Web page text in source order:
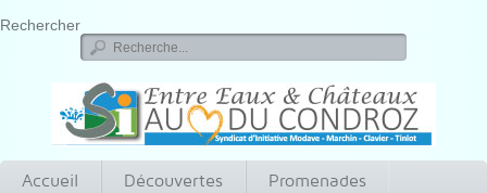
Rechercher
Accueil Découvertes
Promenades